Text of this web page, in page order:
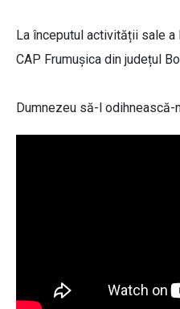
La începutul activității sale a
CAP Frumușica din județul
Dumnezeu să-l odihnească-